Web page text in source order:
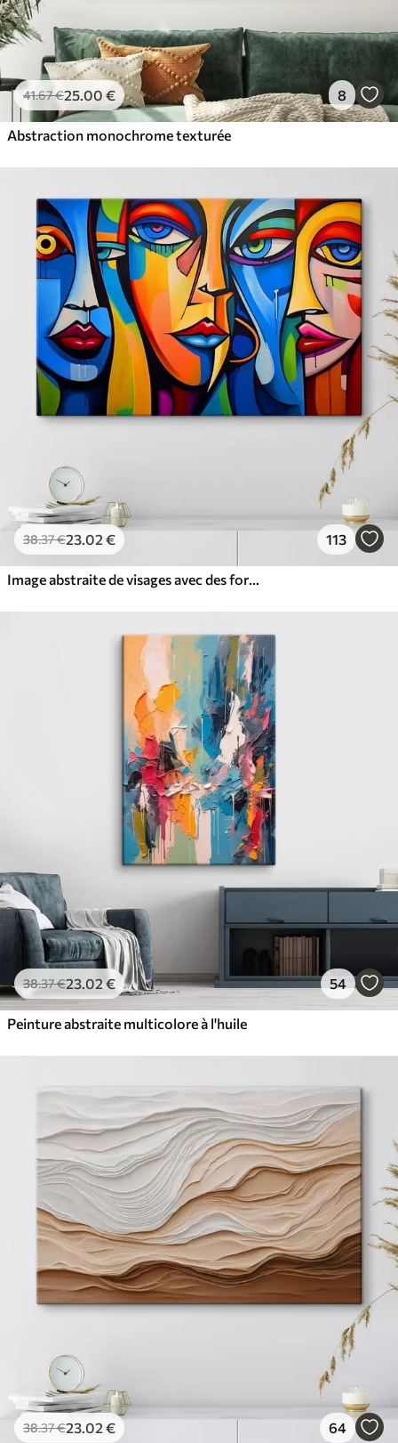
41.67€25.00 € 8
Abstraction monochrome texturée
38.37€23.02 € 113
Image abstraite de visages avec des formes géométriques lumineuses
38.37€23.02€ 54
Peinture abstraite multicolore à l'huile
38.37€23.02 € 64